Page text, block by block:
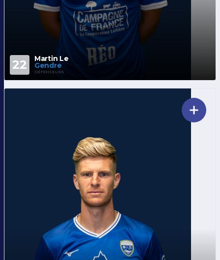
22 Martin Le
Gendre
DÉFENSEURS